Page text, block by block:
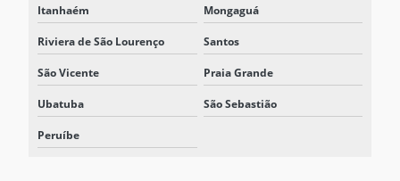
Itanhaém Mongaguá
Riviera de São Lourenço Santos
São Vicente Praia Grande
Ubatuba São Sebastião
Peruíbe